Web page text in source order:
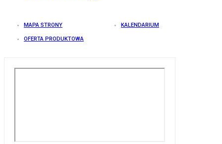
MAPA STRONY KALENDARIUM
OFERTA PRODUKTOWA